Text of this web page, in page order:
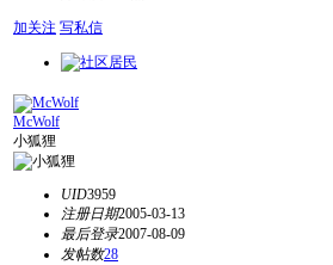
加关注 写私信
McWolf
小狐狸
UID3959
注册日期2005-03-13
最后登录2007-08-09
发帖数28